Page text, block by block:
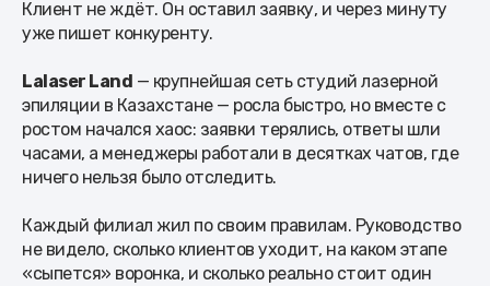
Клиент не ждёт. Он оставил заявку, и через минуту
уже пишет конкуренту.
Lalaser Land — крупнейшая сеть студий лазерной
эпиляции в Казахстане — росла быстро, но вместе с
ростом начался хаос: заявки терялись, ответы шли
часами, а менеджеры работали в десятках чатов, где
ничего нельзя было отследить.
Каждый филиал жил по своим правилам. Руководство
не видело, сколько клиентов уходит, на каком этапе
«сыпется» воронка, и сколько реально стоит один